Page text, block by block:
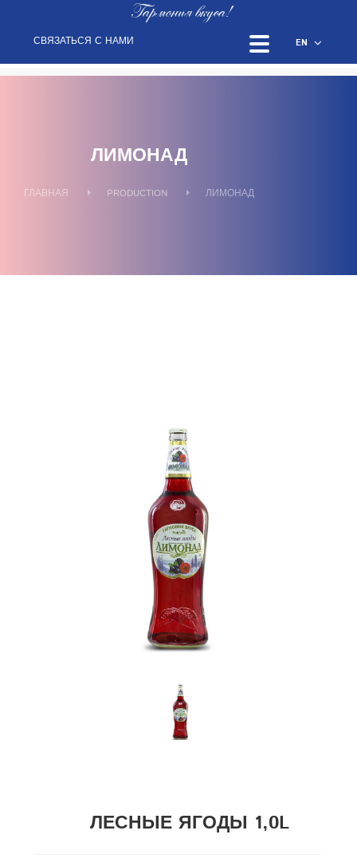
Гармония вкуса!
EN
СВЯЗАТЬСЯ С НАМИ
ЛИМОНАД
ГЛАВНАЯ PRODUCTION ЛИМОНАД
ЛЕСНЫЕ ЯГОДЫ 1,0L